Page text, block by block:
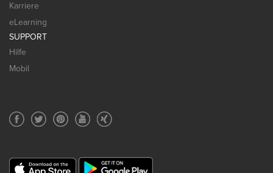
Karriere
eLearning
SUPPORT
Hilfe
Mobil